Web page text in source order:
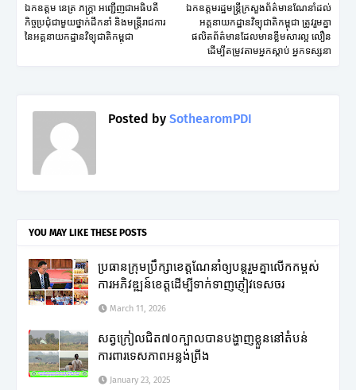
ឯកឧត្ដមរដ្ឋមន្រ្តីក្រសួងព័ត៌មានណែនាំដល់
អគ្គនាយកដ្ឋានវិទ្យុជាតិកម្ពុជា ត្រូវរួមគ្នា
ផលិតព័ត៌​មាន​ដែលមានខ្លឹមសារល្អ លឿន
ដើម្បីតម្រូវតាមអ្នកស្ដាប់ អ្នកទស្សនា
ឯកឧត្តម នេត្រ ភក្រ្តា អញ្ជើញជាអធិបតី
កិច្ចប្រជុំជាមួយថ្នាក់ដឹកនាំ និងមន្រ្តីរាជការ
នៃអគ្គនាយកដ្ឋានវិទ្យុជាតិកម្ពុជា
Posted by SothearomPDI
YOU MAY LIKE THESE POSTS
ប្រធានក្រុមប្រឹក្សាខេត្តណែនាំឲ្យបន្តរួមគ្នាលើកកម្ពស់
ការអភិវឌ្ឍន៍ខេត្តដើម្បីទាក់ទាញភ្ញៀវទេសចរ
March 11, 2026
សត្វក្រៀលជិត៧០ក្បាលបានបង្ហាញខ្លួននៅតំបន់
ការពារទេសភាពអន្លង់ព្រីង
January 23, 2025